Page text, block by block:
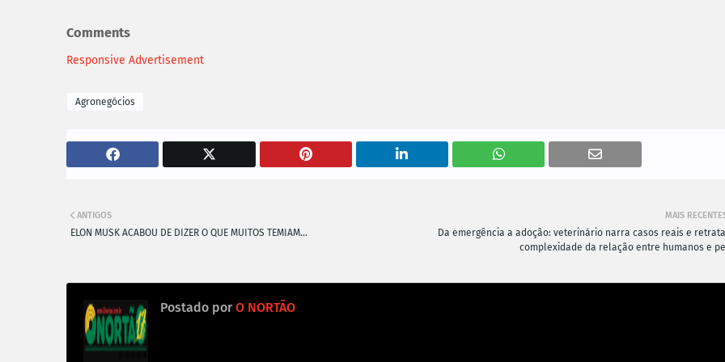
Comments
Responsive Advertisement
Agronegócios
MAIS
Da emergência a adoção: veterinário narra casos reais e
complexidade da relação entre humanos e
ANTIGOS
ELON MUSK ACABOU DE DIZER O QUE MUITOS TEMIAM...
Postado por O NORTÃO